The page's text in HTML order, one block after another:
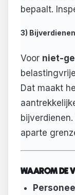
bepaalt.
3)
Voor niet-
Dat maakt
bijverdienen.
aparte
WAAROM DE